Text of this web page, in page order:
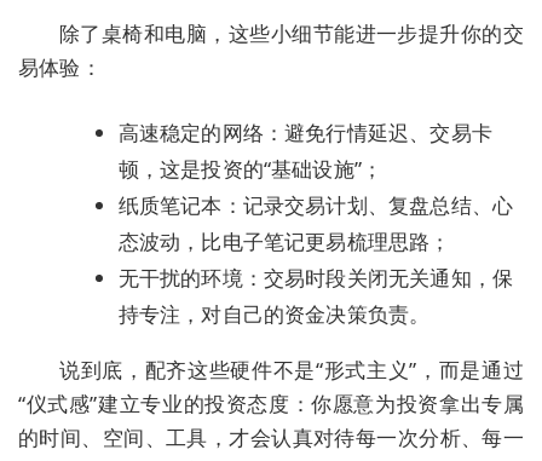
除了桌椅和电脑，这些小细节能进一步提升你的交
易体验：
高速稳定的网络：避免行情延迟、交易卡
顿，这是投资的“基础设施”；
纸质笔记本：记录交易计划、复盘总结、心
态波动，比电子笔记更易梳理思路；
无干扰的环境：交易时段关闭无关通知，保
持专注，对自己的资金决策负责。
说到底，配齐这些硬件不是“形式主义”，而是通过
“仪式感”建立专业的投资态度 ：你愿意为投资拿出专属
的时间、空间、工具，才会认真对待每一次分析、每一